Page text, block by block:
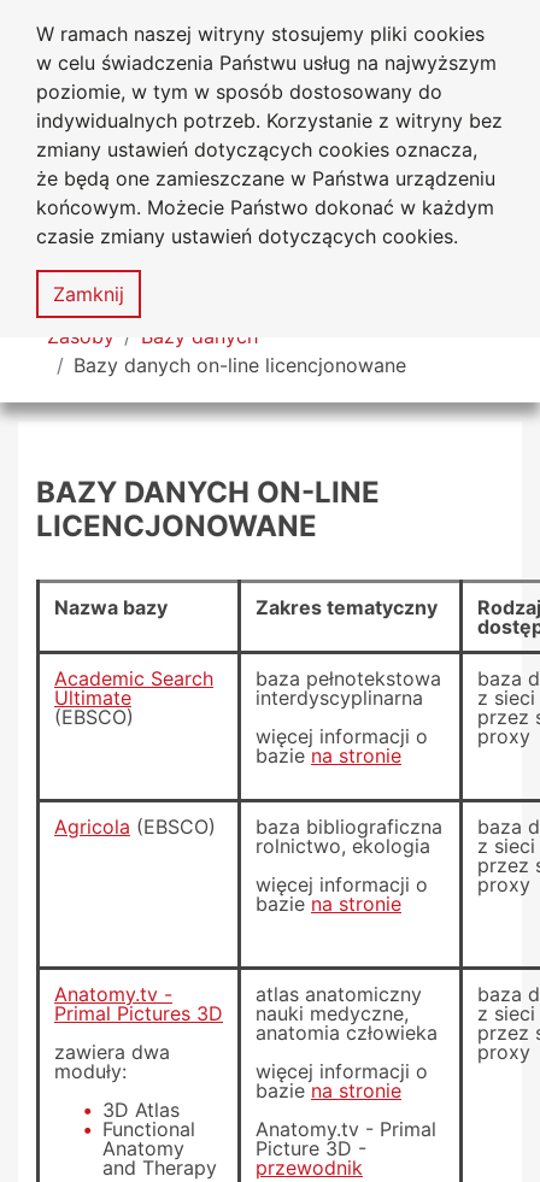
W ramach naszej witryny stosujemy pliki cookies
w celu świadczenia Państwu usług na najwyższym
poziomie, w tym w sposób dostosowany do
indywidualnych potrzeb. Korzystanie z witryny bez
zmiany ustawień dotyczących cookies oznacza,
że będą one zamieszczane w Państwa urządzeniu
końcowym. Możecie Państwo dokonać w każdym
czasie zmiany ustawień dotyczących cookies.
Zamknij
Przejdź do głównego menu
Przejdź do treści
Przejdź do wyszukiwarki
Przejdź do mapy serwisu
Biblioteka Uniwersytecka
Uniwersytetu Jana Długosza
w Częstochowie
Deklaracja
dostępności
Mapa
serwisu
MENU
Tutaj jesteś
Zasoby
Bazy danych
Bazy danych on-line licencjonowane
BAZY DANYCH ON-LINE
LICENCJONOWANE
Nazwa bazy Zakres tematyczny
Rodzaj
Academic Search
Ultimate
(EBSCO)
baza pełnotekstowa
interdyscyplinarna
więcej informacji o
baziena stronie
baza
z
przez
proxy
Agricola (EBSCO)
baza bibliograficzna
rolnictwo, ekologia
więcej informacji o
baziena stronie
baza
z
przez
proxy
Anatomy.tv -
Primal Pictures 3D
zawiera dwa
moduły:
3D Atlas
Functional
Anatomy
and Therapy
atlas anatomiczny
nauki medyczne,
anatomia człowieka
więcej informacji o
baziena stronie
Anatomy.tv - Primal
Picture 3D -
przewodnik
baza
z
przez
proxy